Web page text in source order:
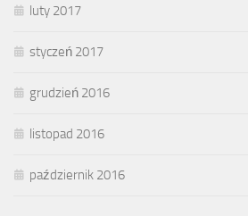
luty 2017
styczeń 2017
grudzień 2016
listopad 2016
październik 2016